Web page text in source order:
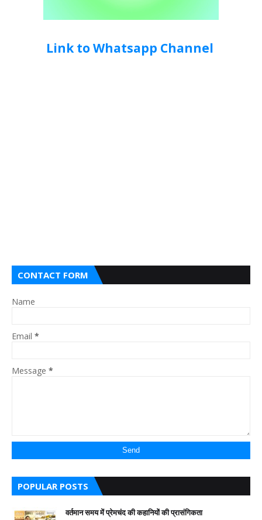
Link to Whatsapp Channel
CONTACT FORM
Name
Email *
Message *
POPULAR POSTS
वर्तमान समय में प्रेमचंद की कहानियों की प्रासंगिकता